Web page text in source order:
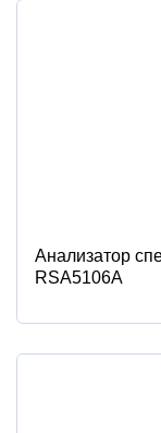
Анализатор
RSA5106A